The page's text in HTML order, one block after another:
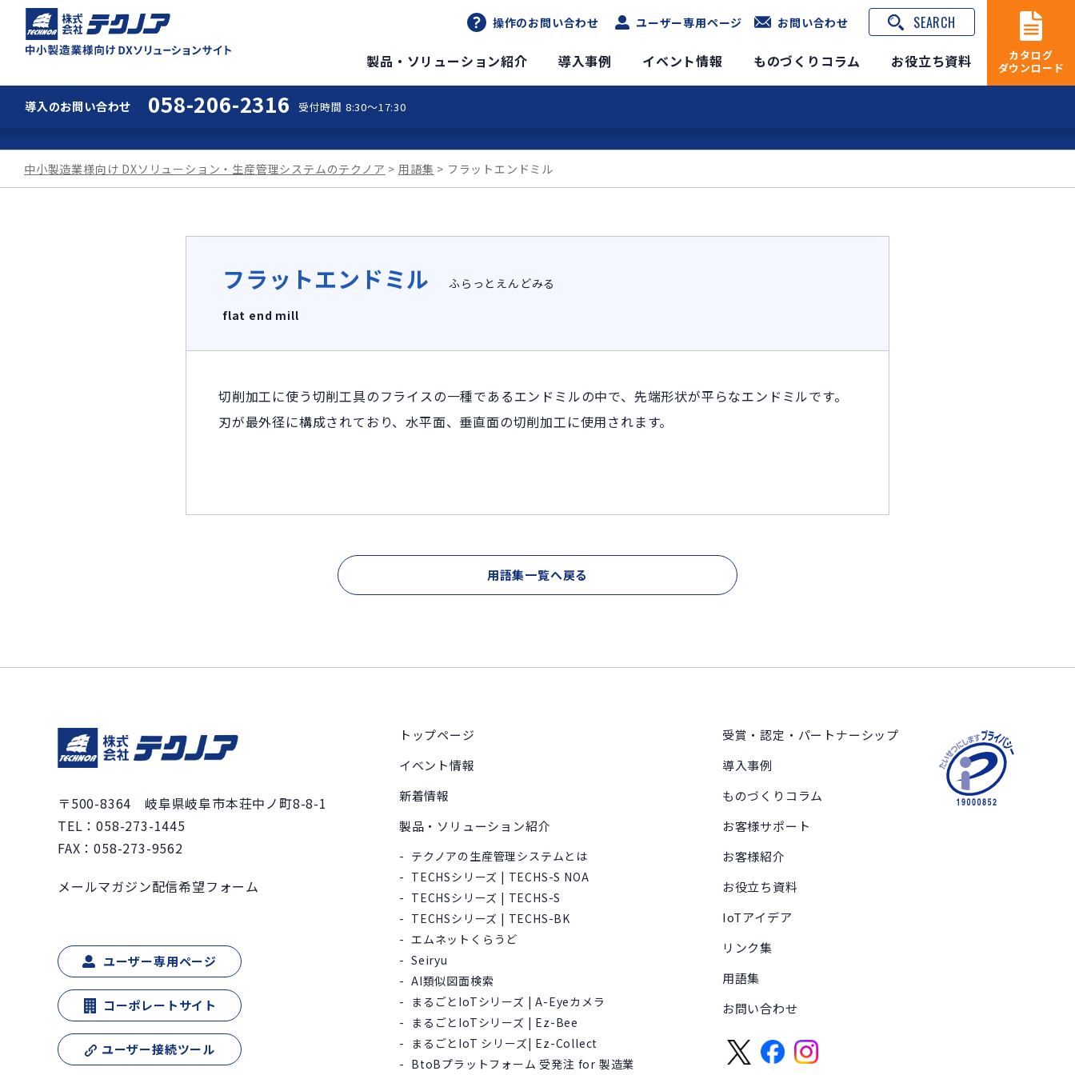
中小製造業様向け DXソリューションサイト
導入のお問い合わせ 058-206-2316 受付時間 8:30～17:30
操作のお問い合わせ ユーザー専用ページ お問い合わせ SEARCH
製品・ソリューション紹介 導入事例 イベント情報 ものづくりコラム お役立ち資料
カタログ
ダウンロード
中小製造業様向け DXソリューション・生産管理システムのテクノア 用語集 フラットエンドミル
フラットエンドミル
ふらっとえんどみる
flat end mill
切削加工に使う切削工具のフライスの一種であるエンドミルの中で、先端形状が平らなエンドミルです。
刃が最外径に構成されており、水平面、垂直面の切削加工に使用されます。
用語集一覧へ戻る
〒500-8364 岐阜県岐阜市本荘中ノ町8-8-1
TEL：058-273-1445
FAX：058-273-9562
メールマガジン配信希望フォーム
ユーザー専用ページ
コーポレートサイト
ユーザー接続ツール
トップページ
イベント情報
新着情報
製品・ソリューション紹介
テクノアの生産管理システムとは
TECHSシリーズ | TECHS-S NOA
TECHSシリーズ | TECHS-S
TECHSシリーズ | TECHS-BK
エムネットくらうど
Seiryu
AI類似図面検索
まるごとIoTシリーズ | A-Eyeカメラ
まるごとIoTシリーズ | Ez-Bee
まるごとIoT シリーズ| Ez-Collect
BtoBプラットフォーム 受発注 for 製造業
受賞・認定・パートナーシップ
導入事例
ものづくりコラム
お客様サポート
お客様紹介
お役立ち資料
IoTアイデア
リンク集
用語集
お問い合わせ